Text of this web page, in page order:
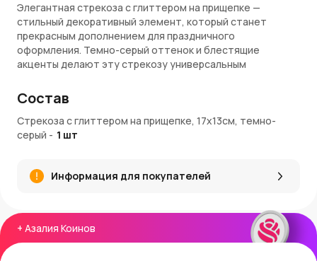
+ Азалия Коинов
Элегантная стрекоза с глиттером на прищепке —
стильный декоративный элемент, который станет
прекрасным дополнением для праздничного
оформления. Темно-серый оттенок и блестящие
акценты делают эту стрекозу универсальным
Характеристики:
Размеры : 17х13 см
Цвет : Темно-серый
Крепление
: Металлическая прищепка
Сдержанный блеск: Темно-серый цвет с глиттером
придает изделию элегантность.
Надежное крепление: Удобная прищепка
Состав
Стрекоза с глиттером на прищепке, 17х13см, темно-
серый - 1 шт
Информация для покупателей